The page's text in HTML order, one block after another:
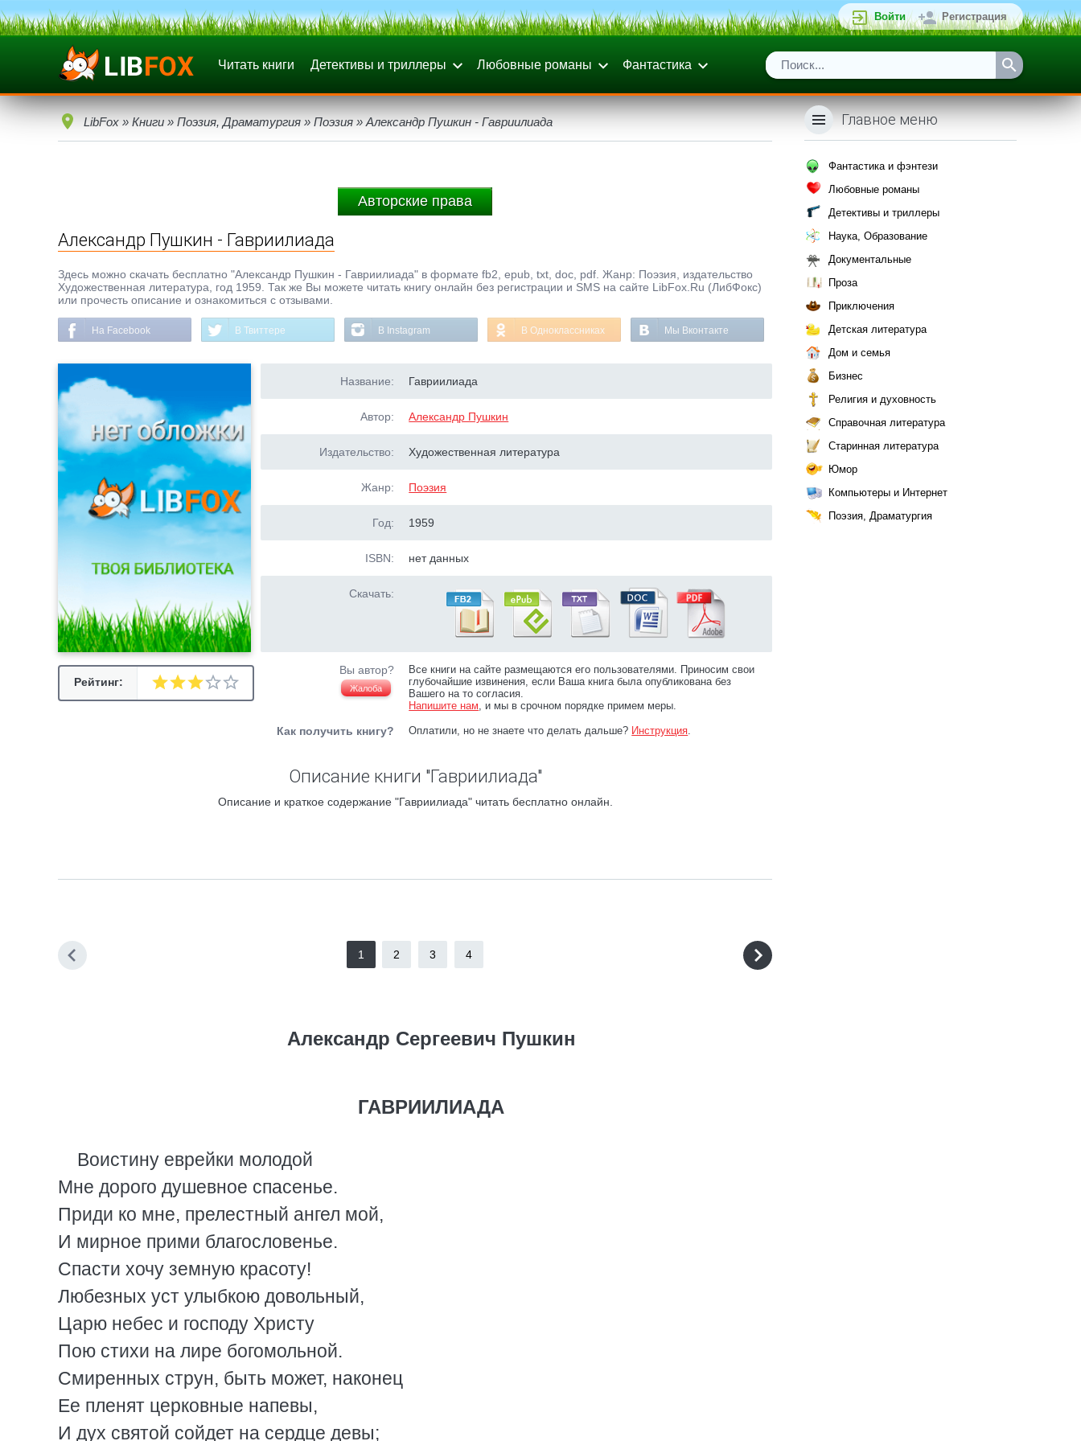
Войти Регистрация
Читать книги Детективы и триллеры Любовные романы Фантастика
LibFox » Книги » Поэзия, Драматургия » Поэзия » Александр Пушкин - Гавриилиада
Авторские права
Александр Пушкин - Гавриилиада
Здесь можно скачать бесплатно "Александр Пушкин - Гавриилиада" в формате fb2, epub, txt, doc, pdf. Жанр: Поэзия, издательство
Художественная литература, год 1959. Так же Вы можете читать книгу онлайн без регистрации и SMS на сайте LibFox.Ru (ЛибФокс)
или прочесть описание и ознакомиться с отзывами.
На Facebook В Твиттере В Instagram В Одноклассниках Мы Вконтакте
Рейтинг:
Название: Гавриилиада
Автор: Александр Пушкин
Издательство: Художественная литература
Жанр: Поэзия
Год: 1959
ISBN: нет данных
Скачать:
Вы автор?
Жалоба
Все книги на сайте размещаются его пользователями. Приносим свои
глубочайшие извинения, если Ваша книга была опубликована без
Вашего на то согласия.
Напишите нам, и мы в срочном порядке примем меры.
Как получить книгу? Оплатили, но не знаете что делать дальше? Инструкция.
Описание книги "Гавриилиада"
Описание и краткое содержание "Гавриилиада" читать бесплатно онлайн.
1 2 3 4
Александр Сергеевич Пушкин
ГАВРИИЛИАДА
Воистину еврейки молодой
Мне дорого душевное спасенье.
Приди ко мне, прелестный ангел мой,
И мирное прими благословенье.
Спасти хочу земную красоту!
Любезных уст улыбкою довольный,
Царю небес и господу Христу
Пою стихи на лире богомольной.
Смиренных струн, быть может, наконец
Ее пленят церковные напевы,
И дух святой сойдет на сердце девы;
Главное меню
Фантастика и фэнтези
Любовные романы
Детективы и триллеры
Наука, Образование
Документальные
Проза
Приключения
Детская литература
Дом и семья
Бизнес
Религия и духовность
Справочная литература
Старинная литература
Юмор
Компьютеры и Интернет
Поэзия, Драматургия